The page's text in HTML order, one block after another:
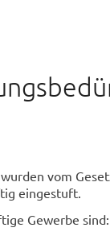
vom
eingestuft.
Gewerbe sind: